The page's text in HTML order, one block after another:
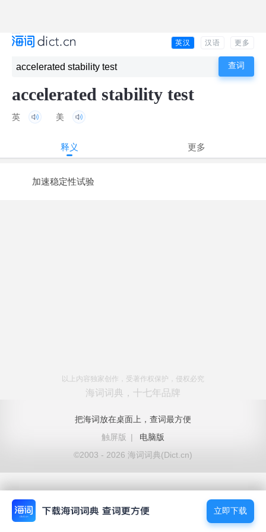
英汉 汉语 更多
accelerated stability test
英 美
释义 更多
加速稳定性试验
以上内容独家创作，受著作权保护，侵权必究
海词词典，十七年品牌
把海词放在桌面上，查词最方便
触屏版
|
电脑版
©2003 - 2026 海词词典(Dict.cn)
立即下载
立即下载